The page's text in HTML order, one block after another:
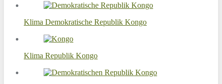
Klima Demokratische Republik Kongo
Klima Republik Kongo